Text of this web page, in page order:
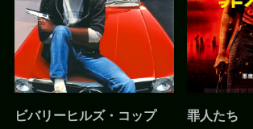
ビバリーヒルズ・コップ 罪人たち